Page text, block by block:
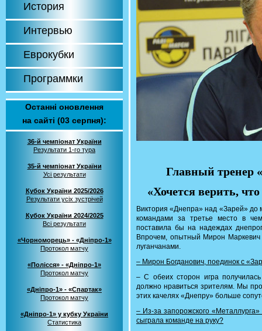
История
Интервью
Еврокубки
Программки
Останні оновлення
на сайті (03 серпня):
36-й чемпіонат України
Результати 1-го тура
35-й чемпіонат України
Усі результати
Кубок України 2025/2026
Результати усіх зустрічей
Кубок України 2024/2025
Всі результати
«Чорноморець» - «Дніпро-1»
Протокол матчу
«Полісся» - «Дніпро-1»
Протокол матчу
«Дніпро-1» - «Спартак»
Протокол матчу
«Дніпро-1» у кубку України
Статистика
Главный тренер
«Хочется верить,
Виктория «Днепра» над «Зарей» до
командами за третье место в
поставила бы на надеждах
Впрочем, опытный Мирон
луганчанами.
– Мирон Богданович, поединок с
– С обеих сторон игра
должно нравиться зрителям. Мы
этих качелях «Днепру» больше
– Из-за запорожского
сыграла команде на руку?